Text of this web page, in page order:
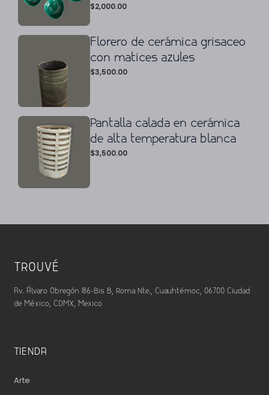
$2,000.00
Florero de cerámica grisaceo
con matices azules
$3,500.00
Pantalla calada en cerámica
de alta temperatura blanca
$3,500.00
TROUVÉ
Av. Álvaro Obregón 186-Bis B, Roma Nte., Cuauhtémoc, 06700 Ciudad
de México, CDMX, Mexico
TIENDA
Arte